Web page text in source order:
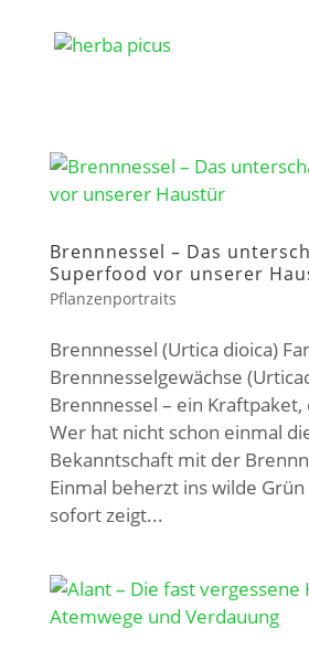
Brennnessel – Das
Superfood vor unserer
Pflanzenportraits
Brennnessel (Urtica dioica)
Brennnesselgewächse
Brennnessel – ein Kraftpaket,
Wer hat nicht schon einmal
Bekanntschaft mit der
Einmal beherzt ins wilde
sofort zeigt...